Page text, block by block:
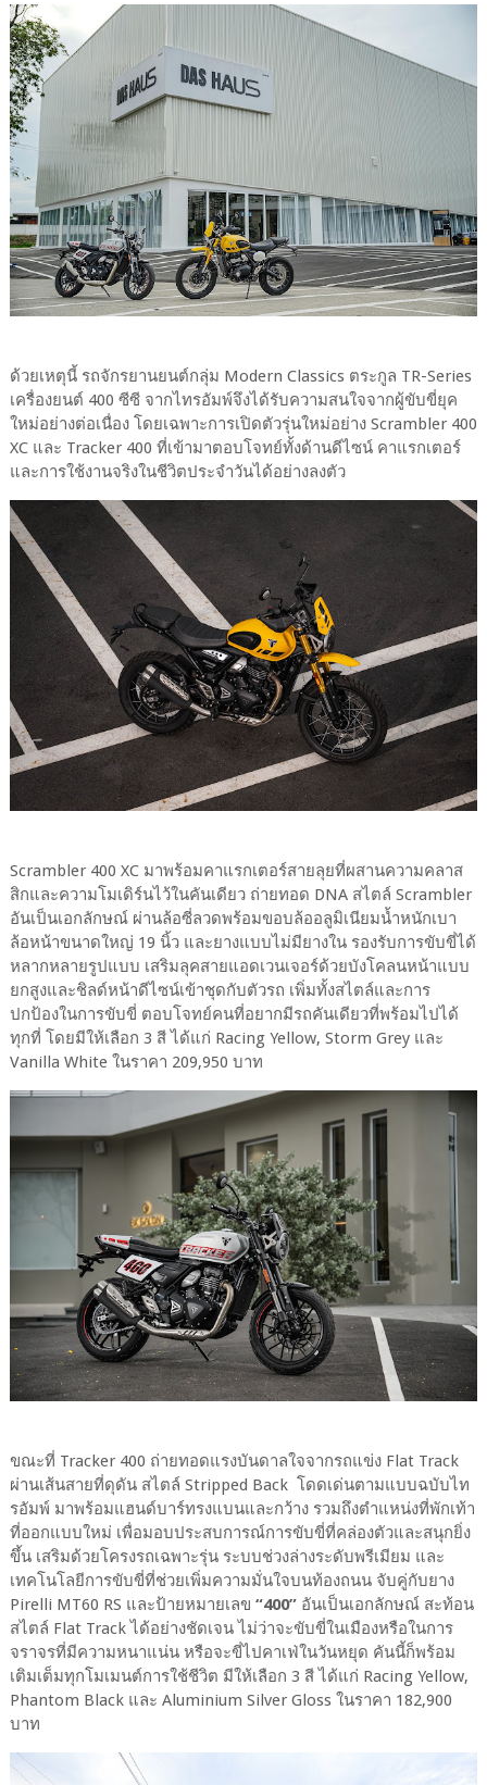
ด้วยเหตุนี้ รถจักรยานยนต์กลุ่ม Modern Classics ตระกูล TR-Series
เครื่องยนต์ 400 ซีซี จากไทรอัมพ์จึงได้รับความสนใจจากผู้ขับขี่ยุค
ใหม่อย่างต่อเนื่อง โดยเฉพาะการเปิดตัวรุ่นใหม่อย่าง Scrambler 400
XC และ Tracker 400 ที่เข้ามาตอบโจทย์ทั้งด้านดีไซน์ คาแรกเตอร์
และการใช้งานจริงในชีวิตประจำวันได้อย่างลงตัว
Scrambler 400 XC มาพร้อมคาแรกเตอร์สายลุยที่ผสานความคลาส
สิกและความโมเดิร์นไว้ในคันเดียว ถ่ายทอด DNA สไตล์ Scrambler
อันเป็นเอกลักษณ์ ผ่านล้อซี่ลวดพร้อมขอบล้ออลูมิเนียมน้ำหนักเบา
ล้อหน้าขนาดใหญ่ 19 นิ้ว และยางแบบไม่มียางใน รองรับการขับขี่ได้
หลากหลายรูปแบบ เสริมลุคสายแอดเวนเจอร์ด้วยบังโคลนหน้าแบบ
ยกสูงและชิลด์หน้าดีไซน์เข้าชุดกับตัวรถ เพิ่มทั้งสไตล์และการ
ปกป้องในการขับขี่ ตอบโจทย์คนที่อยากมีรถคันเดียวที่พร้อมไปได้
ทุกที่ โดยมีให้เลือก 3 สี ได้แก่ Racing Yellow, Storm Grey และ
Vanilla White ในราคา 209,950 บาท
ขณะที่ Tracker 400 ถ่ายทอดแรงบันดาลใจจากรถแข่ง Flat Track
ผ่านเส้นสายที่ดุดัน สไตล์ Stripped Back โดดเด่นตามแบบฉบับไท
รอัมพ์ มาพร้อมแฮนด์บาร์ทรงแบนและกว้าง รวมถึงตำแหน่งที่พักเท้า
ที่ออกแบบใหม่ เพื่อมอบประสบการณ์การขับขี่ที่คล่องตัวและสนุกยิ่ง
ขึ้น เสริมด้วยโครงรถเฉพาะรุ่น ระบบช่วงล่างระดับพรีเมียม และ
เทคโนโลยีการขับขี่ที่ช่วยเพิ่มความมั่นใจบนท้องถนน จับคู่กับยาง
Pirelli MT60 RS และป้ายหมายเลข “400”อันเป็นเอกลักษณ์ สะท้อน
สไตล์ Flat Track ได้อย่างชัดเจน ไม่ว่าจะขับขี่ในเมืองหรือในการ
จราจรที่มีความหนาแน่น หรือจะขี่ไปคาเฟ่ในวันหยุด คันนี้ก็พร้อม
เติมเต็มทุกโมเมนต์การใช้ชีวิต มีให้เลือก 3 สี ได้แก่ Racing Yellow,
Phantom Black และ Aluminium Silver Gloss ในราคา 182,900
บาท